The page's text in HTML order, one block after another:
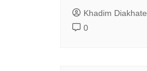
Khadim Diakhate
0